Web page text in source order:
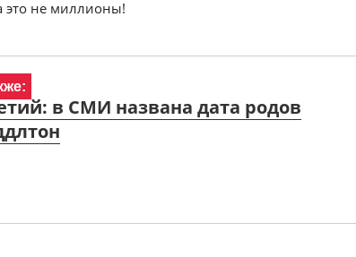
это не миллионы!
в СМИ названа дата родов